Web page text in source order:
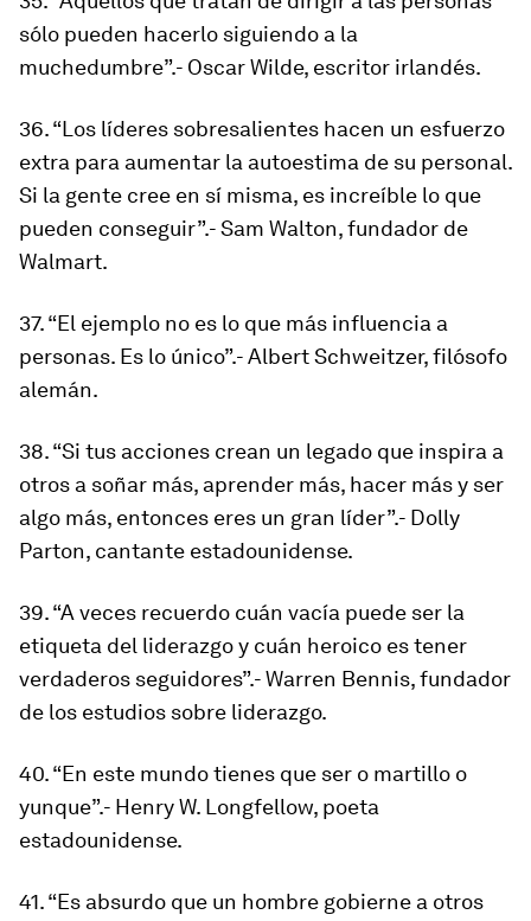
sólo pueden hacerlo siguiendo a la
muchedumbre”.- Oscar Wilde, escritor irlandés.
36. “Los líderes sobresalientes hacen un esfuerzo
extra para aumentar la autoestima de su personal.
Si la gente cree en sí misma, es increíble lo que
pueden conseguir”.- Sam Walton, fundador de
Walmart.
37. “El ejemplo no es lo que más influencia a
personas. Es lo único”.- Albert Schweitzer, filósofo
alemán.
38. “Si tus acciones crean un legado que inspira a
otros a soñar más, aprender más, hacer más y ser
algo más, entonces eres un gran líder”.- Dolly
Parton, cantante estadounidense.
39. “A veces recuerdo cuán vacía puede ser la
etiqueta del liderazgo y cuán heroico es tener
verdaderos seguidores”.- Warren Bennis, fundador
de los estudios sobre liderazgo.
40. “En este mundo tienes que ser o martillo o
yunque”.- Henry W. Longfellow, poeta
estadounidense.
41. “Es absurdo que un hombre gobierne a otros